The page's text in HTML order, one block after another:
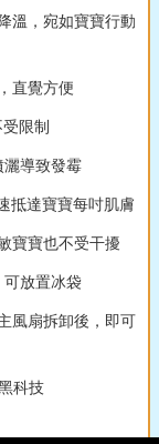
溫，宛如寶寶行動
直覺方便
限制
灑導致發霉
抵達寶寶每吋肌膚
寶寶也不受干擾
可放置冰袋
風扇拆卸後，即可
科技